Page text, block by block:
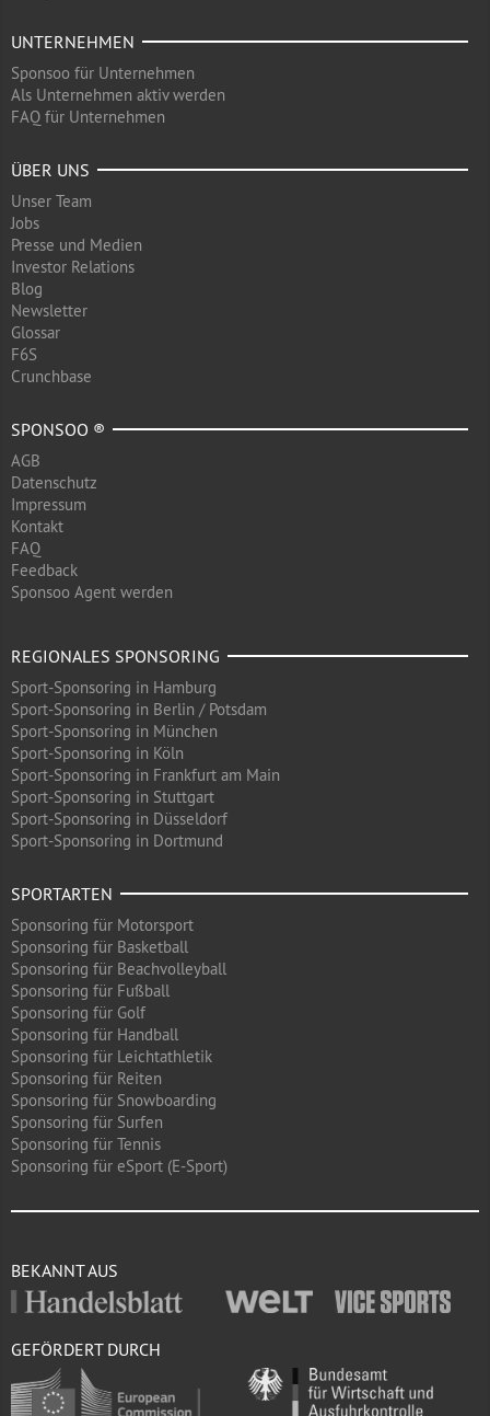
UNTERNEHMEN
Sponsoo für Unternehmen
Als Unternehmen aktiv werden
FAQ für Unternehmen
ÜBER UNS
Unser Team
Jobs
Presse und Medien
Investor Relations
Blog
Newsletter
Glossar
F6S
Crunchbase
SPONSOO ®
AGB
Datenschutz
Impressum
Kontakt
FAQ
Feedback
Sponsoo Agent werden
REGIONALES SPONSORING
Sport-Sponsoring in Hamburg
Sport-Sponsoring in Berlin / Potsdam
Sport-Sponsoring in München
Sport-Sponsoring in Köln
Sport-Sponsoring in Frankfurt am Main
Sport-Sponsoring in Stuttgart
Sport-Sponsoring in Düsseldorf
Sport-Sponsoring in Dortmund
SPORTARTEN
Sponsoring für Motorsport
Sponsoring für Basketball
Sponsoring für Beachvolleyball
Sponsoring für Fußball
Sponsoring für Golf
Sponsoring für Handball
Sponsoring für Leichtathletik
Sponsoring für Reiten
Sponsoring für Snowboarding
Sponsoring für Surfen
Sponsoring für Tennis
Sponsoring für eSport (E-Sport)
BEKANNT AUS
GEFÖRDERT DURCH